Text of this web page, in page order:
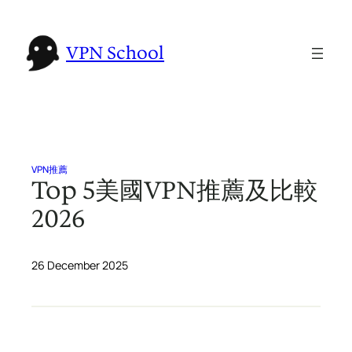
content
VPN School
VPN推薦
Top 5美國VPN推薦及比較
2026
26 December 2025